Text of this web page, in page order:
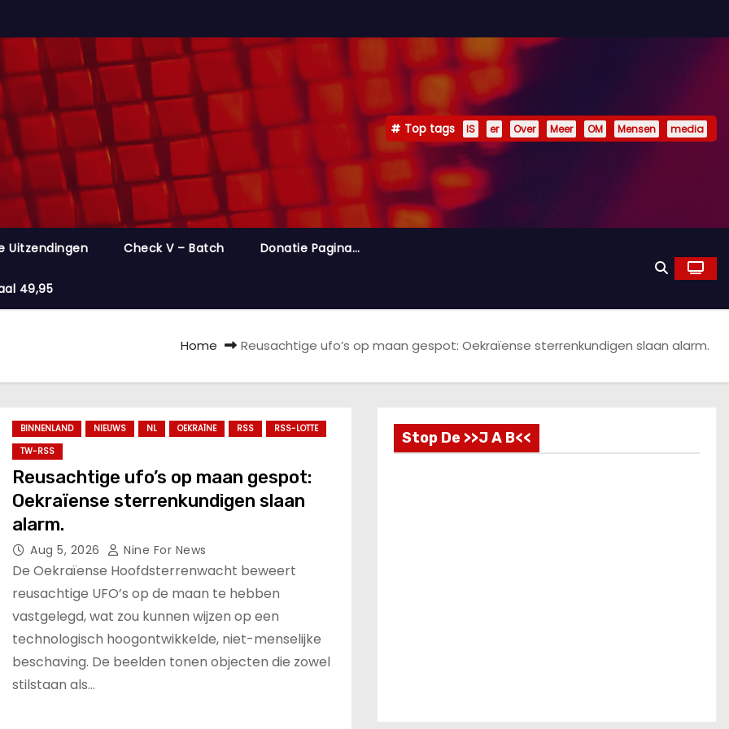
Top tags IS er Over Meer OM Mensen media
Uitzendingen Check V – Batch Donatie Pagina…
49,95
Home Reusachtige ufo’s op maan gespot: Oekraïense sterrenkundigen slaan alarm.
BINNENLAND NIEUWS NL OEKRAÏNE RSS
RSS-LOTTE
TW-RSS
Reusachtige ufo’s op maan gespot:
Oekraïense sterrenkundigen slaan
alarm.
Aug 5, 2026 Nine For News
De Oekraïense Hoofdsterrenwacht beweert
reusachtige UFO’s op de maan te hebben
vastgelegd, wat zou kunnen wijzen op een
technologisch hoogontwikkelde, niet-menselijke
beschaving. De beelden tonen objecten die zowel
stilstaan als…
Stop De >>J A B<<